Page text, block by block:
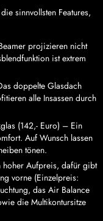
sinnvollsten Features,
projizieren nicht
ist extrem
doppelte Glasdach
alle Insassen durch
(142,- Euro) – Ein
Auf Wunsch lassen
tönen.
hoher Aufpreis, dafür gibt
vorne (Einzelpreis:
das Air Balance
die Multikontursitze